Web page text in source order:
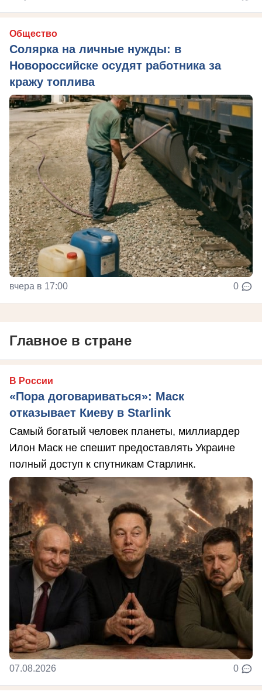
Общество
Солярка на личные нужды: в
Новороссийске осудят работника за
кражу топлива
вчера в 17:00 0
Главное в стране
В России
«Пора договариваться»: Маск
отказывает Киеву в Starlink
Самый богатый человек планеты, миллиардер
Илон Маск не спешит предоставлять Украине
полный доступ к спутникам Старлинк.
07.08.2026 0